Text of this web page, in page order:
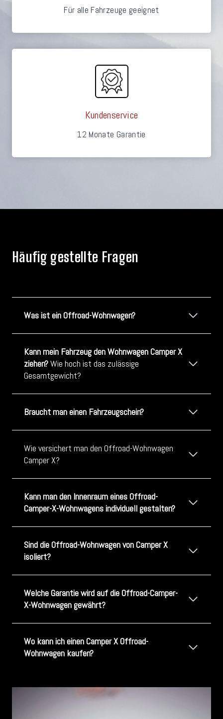
Für alle Fahrzeuge geeignet
Kundenservice
12 Monate Garantie
Häufig gestellte Fragen
Was ist ein Offroad-Wohnwagen?
Kann mein Fahrzeug den Wohnwagen Camper X
ziehen?Wie hoch ist das zulässige
Gesamtgewicht?
Braucht man einen Fahrzeugschein?
Wie versichert man den Offroad-Wohnwagen
Camper X?
Kann man den Innenraum eines Offroad-
Camper-X-Wohnwagens individuell gestalten?
Sind die Offroad-Wohnwagen von Camper X
isoliert?
Welche Garantie wird auf die Offroad-Camper-
X-Wohnwagen gewährt?
Wo kann ich einen Camper X Offroad-
Wohnwagen kaufen?